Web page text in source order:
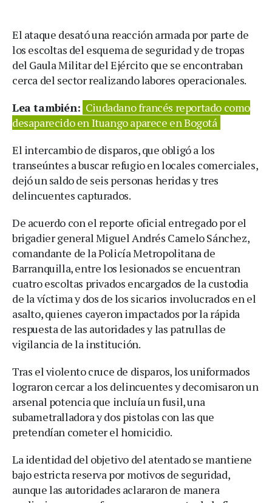
El ataque desató una reacción armada por parte de
los escoltas del esquema de seguridad y de tropas
del Gaula Militar del Ejército que se encontraban
cerca del sector realizando labores operacionales.
Lea también: Ciudadano francés reportado como
desaparecido en Ituango aparece en Bogotá
El intercambio de disparos, que obligó a los
transeúntes a buscar refugio en locales comerciales,
dejó un saldo de seis personas heridas y tres
delincuentes capturados.
De acuerdo con el reporte oficial entregado por el
brigadier general Miguel Andrés Camelo Sánchez,
comandante de la Policía Metropolitana de
Barranquilla, entre los lesionados se encuentran
cuatro escoltas privados encargados de la custodia
de la víctima y dos de los sicarios involucrados en el
asalto, quienes cayeron impactados por la rápida
respuesta de las autoridades y las patrullas de
vigilancia de la institución.
Tras el violento cruce de disparos, los uniformados
lograron cercar a los delincuentes y decomisaron un
arsenal potencia que incluía un fusil, una
subametralladora y dos pistolas con las que
pretendían cometer el homicidio.
La identidad del objetivo del atentado se mantiene
bajo estricta reserva por motivos de seguridad,
aunque las autoridades aclararon de manera